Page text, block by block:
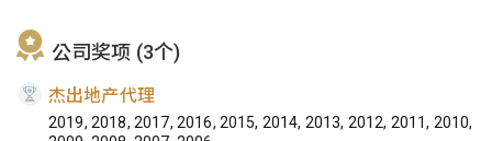
公司奖项 (3个)
杰出地产代理
2019, 2018, 2017, 2016, 2015, 2014, 2013, 2012, 2011, 2010,